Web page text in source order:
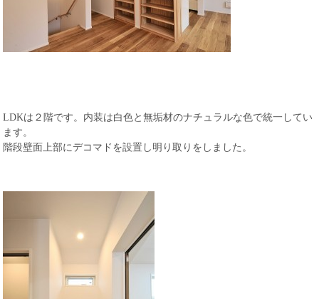
LDKは２階です。内装は白色と無垢材のナチュラルな色で統一してい
ます。
階段壁面上部にデコマドを設置し明り取りをしました。